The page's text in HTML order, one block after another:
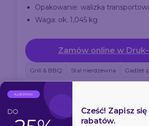
Opakowanie: walizka
Waga: ok. 1,045 kg
Zamów online w
Grill & BBQ Stal nierdzewna Gadżet
Szczegóły techniczne – co
zestaw?
Cześć! Zapisz
rabatów.